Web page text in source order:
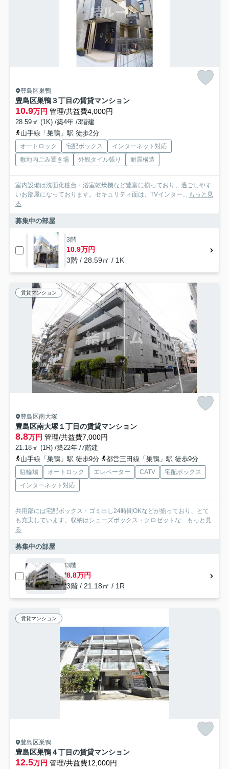
豊島区巣鴨
豊島区巣鴨３丁目の賃貸マンション
10.9万円 管理/共益費4,000円
28.59㎡ (1K) /築4年 /3階建
山手線「巣鴨」駅 徒歩2分
オートロック 宅配ボックス
インターネット対応
敷地内ごみ置き場
外観タイル張り 耐震構造
室内設備は洗面化粧台・浴室乾燥機など豊富に揃っており、過ごしやす
いお部屋になっております。セキュリティ面は、TVインター... もっと見
る
募集中の部屋
3階
10.9万円
3階 / 28.59㎡ / 1K
賃貸マンション
豊島区南大塚
豊島区南大塚１丁目の賃貸マンション
8.8万円 管理/共益費7,000円
21.18㎡ (1R) /築22年 /7階建
山手線「巣鴨」駅 徒歩9分
都営三田線「巣鴨」駅 徒歩9分
駐輪場 オートロック エレベーター CATV
宅配ボックス
インターネット対応
共用部には宅配ボックス・ゴミ出し24時間OKなどが揃っており、とて
も充実しています。収納はシューズボックス・クロゼットな... もっと見
る
募集中の部屋
3階
8.8万円
3階 / 21.18㎡ / 1R
賃貸マンション
豊島区巣鴨
豊島区巣鴨４丁目の賃貸マンション
12.5万円 管理/共益費12,000円